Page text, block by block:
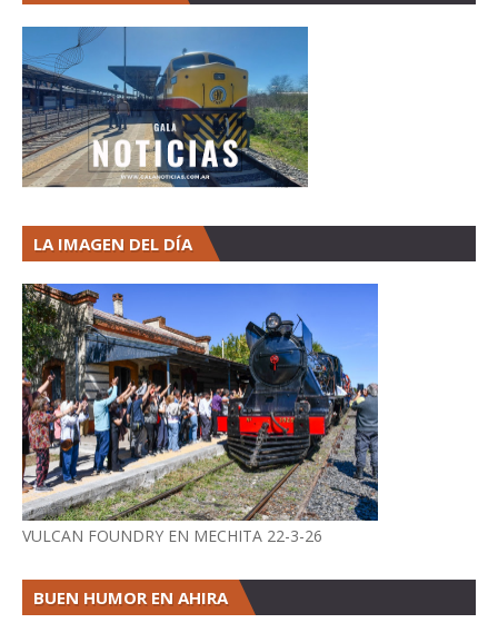
LA IMAGEN DEL DÍA
VULCAN FOUNDRY EN MECHITA 22-3-26
BUEN HUMOR EN AHIRA